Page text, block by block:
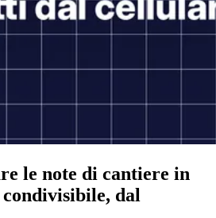
le note di cantiere in
dal